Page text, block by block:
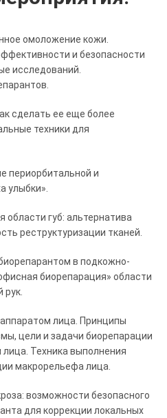
омоложение кожи.
и безопасности
исследований.
сделать ее еще более
техники для
периорбитальной и
улыбки».
области губ: альтернатива
реструктуризации тканей.
в подкожно-
биорепарация» области
рук.
лица. Принципы
цели и задачи биорепарации
Техника выполнения
макрорельефа лица.
возможности безопасного
для коррекции локальных